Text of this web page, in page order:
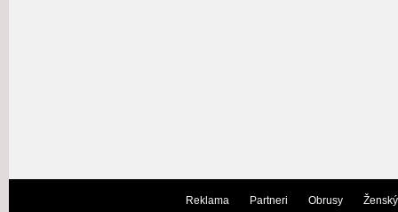
Reklama Partneri Obrusy